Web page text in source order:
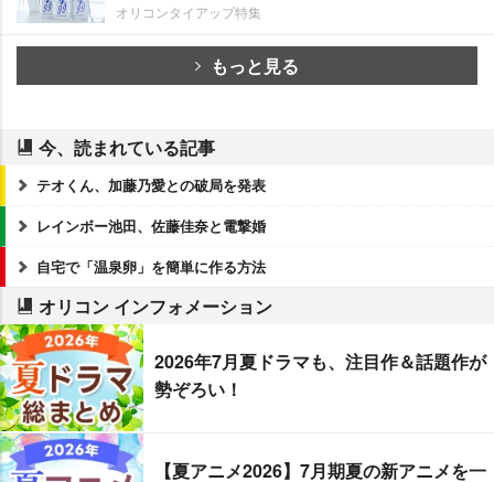
オリコンタイアップ特集
もっと見る
今、読まれている記事
テオくん、加藤乃愛との破局を発表
レインボー池田、佐藤佳奈と電撃婚
自宅で「温泉卵」を簡単に作る方法
オリコン インフォメーション
2026年7月夏ドラマも、注目作＆話題作が
勢ぞろい！
【夏アニメ2026】7月期夏の新アニメを一